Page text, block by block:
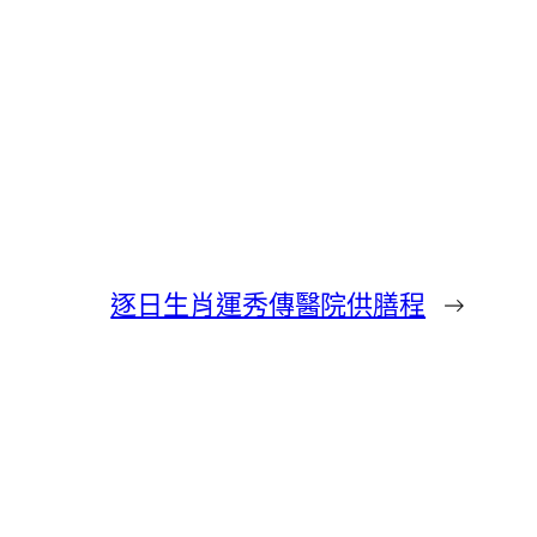
逐日生肖運秀傳醫院供膳程 →